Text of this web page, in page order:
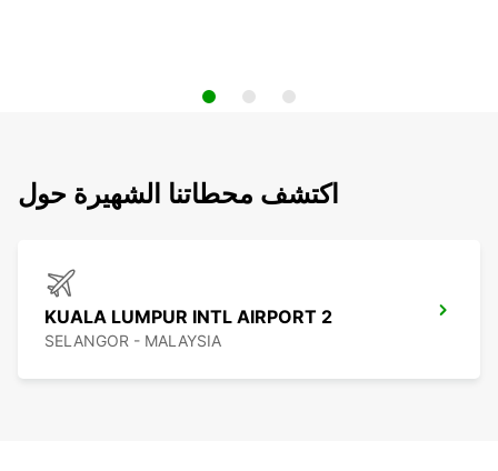
اكتشف محطاتنا الشهيرة حول
KUALA LUMPUR INTL AIRPORT 2
SELANGOR - MALAYSIA